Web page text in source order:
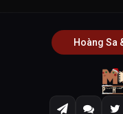
Hoàng Sa